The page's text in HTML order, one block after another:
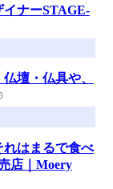
ナーSTAGE-
壇・仏具や、
れはまるで食べ
店｜Moery